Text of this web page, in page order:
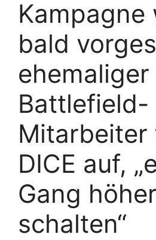
Kampagne
bald
ehemaliger
Battlefield-
DICE auf,
Gang
schalten“